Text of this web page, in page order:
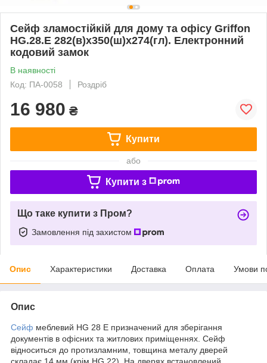
Сейф зламостійкій для дому та офісу Griffon
HG.28.E 282(в)х350(ш)х274(гл). Електронний
кодовий замок
В наявності
Код: ПА-0058
Роздріб
16 980 ₴
Купити
або
Купити з
Що таке купити з Пром?
Замовлення під захистом
Опис Характеристики Доставка Оплата Умови
Опис
Сейф меблевий HG 28 E призначений для зберігання
документів в офісних та житлових приміщеннях. Сейф
відноситься до протизламним, товщина металу дверей
складає 14 мм (крім HG 22). На дверях встановлений